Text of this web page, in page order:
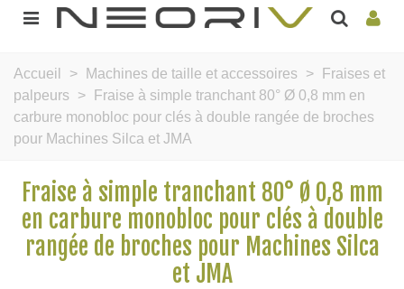
Accueil > Machines de taille et accessoires >
Fraises et
palpeurs
>
Fraise à simple tranchant 80° Ø 0,8 mm en
carbure monobloc pour clés à double rangée de broches
pour Machines Silca et JMA
Fraise à simple tranchant 80° Ø 0,8 mm
en carbure monobloc pour clés à double
rangée de broches pour Machines Silca
et JMA